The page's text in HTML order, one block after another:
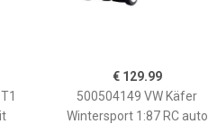
€ 129.99
500504149 VW Käfer
Wintersport 1:87 RC auto